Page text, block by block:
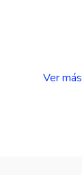
Ver más